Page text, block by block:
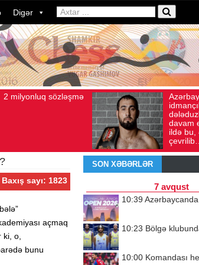
Digər
Azərbaycan
idmançılarının
dələduzluq əməlləri
davam edir. Son 5
ildə bu, ənənəyə
Baxış sayı: 136
04, 2026 İyul 30,
Baxış sayı: 1823
açmaq
ki, o,
bunu
SON XƏBƏRLƏR
7 avqust
10:39
10:23 Bölgə
10:00 Komandası